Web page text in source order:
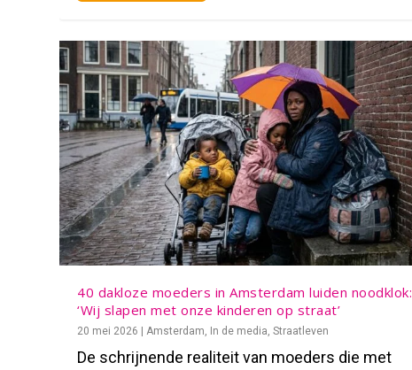
40 dakloze moeders in Amsterdam luiden noodklok:
‘Wij slapen met onze kinderen op straat’
20 mei 2026 | Amsterdam In de media ,Straatleven
De schrijnende realiteit van moeders die met